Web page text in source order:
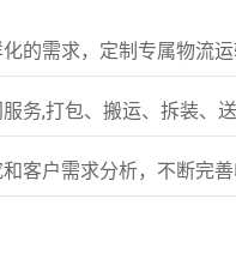
的需求，定制专属物流
务,打包、搬运、拆装、
客户需求分析，不断完